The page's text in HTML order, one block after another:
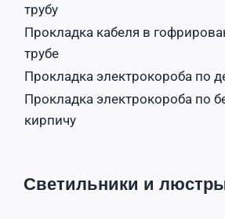
трубу
Прокладка кабеля в
трубе
Прокладка электрокороба по
Прокладка электрокороба по
кирпичу
Светильники и